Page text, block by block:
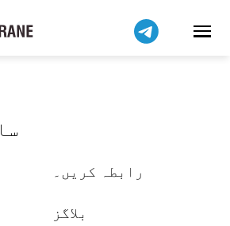
رابطہ کریں۔
بلاگز